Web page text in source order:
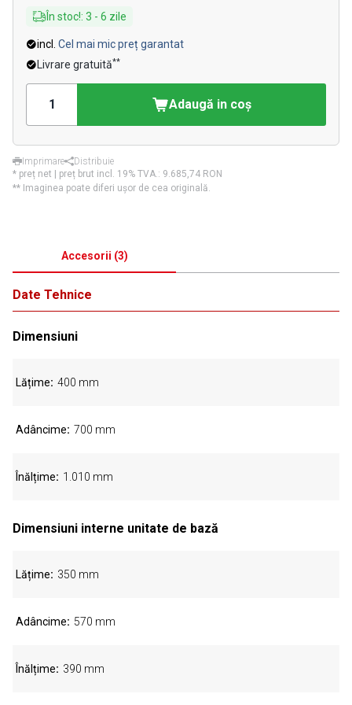
În stoc!: 3 - 6 zile
incl. Cel mai mic preț garantat
Livrare gratuită**
Adaugă in coş
Imprimare
Distribuie
* preț net | preț brut incl. 19% TVA.: 9.685,74 RON
** Imaginea poate diferi ușor de cea originală.
Accesorii (3)
Date Tehnice
Dimensiuni
Lățime 400 mm
Adâncime 700 mm
Înălțime 1.010 mm
Dimensiuni interne unitate de bază
Lățime 350 mm
Adâncime 570 mm
Înălțime 390 mm